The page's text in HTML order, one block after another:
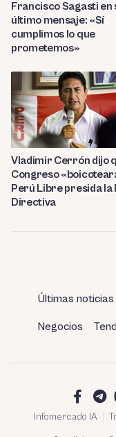
Francisco Sagasti en
último mensaje: «Sí
cumplimos lo que
prometemos»
Vladimir Cerrón dijo
Congreso
Perú Libre presida la
Directiva
Últimas noticias
Negocios
Infomercado IA